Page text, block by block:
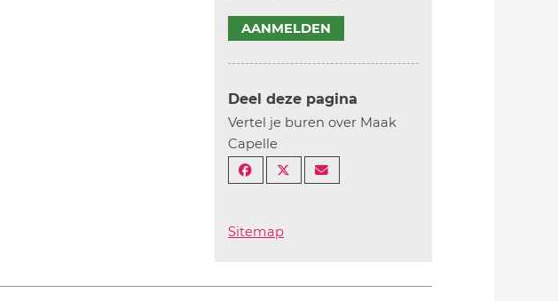
AANMELDEN
Deel deze pagina
Vertel je buren over Maak
Capelle
Sitemap